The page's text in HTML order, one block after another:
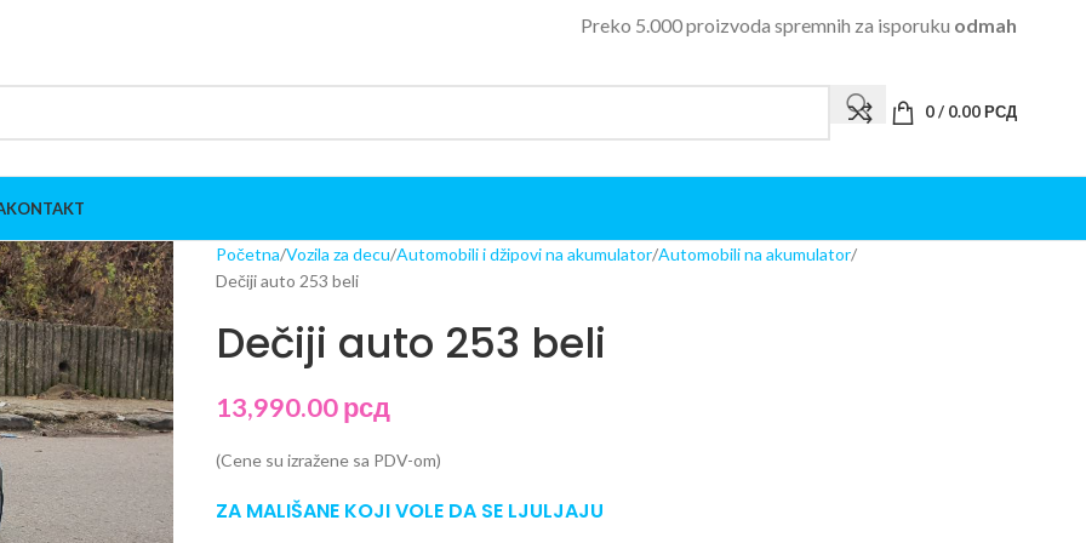
Preko 5.000 proizvoda spremnih za isporuku odmah
0/ 0.00РСД
KONTAKT
Početna Vozila za decu Automobili i džipovi na akumulator Automobili na akumulator
Dečiji auto 253 beli
Dečiji auto 253 beli
13,990.00рсд
(Cene su izražene sa PDV-om)
ZA MALIŠANE KOJI VOLE DA SE LJULJAJU